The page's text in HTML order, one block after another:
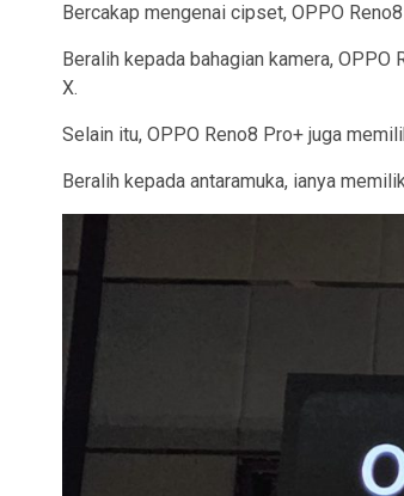
Bercakap mengenai cipset, OPPO
Beralih kepada bahagian kamera,
X.
Selain itu, OPPO Reno8 Pro+ juga
Beralih kepada antaramuka, ianya